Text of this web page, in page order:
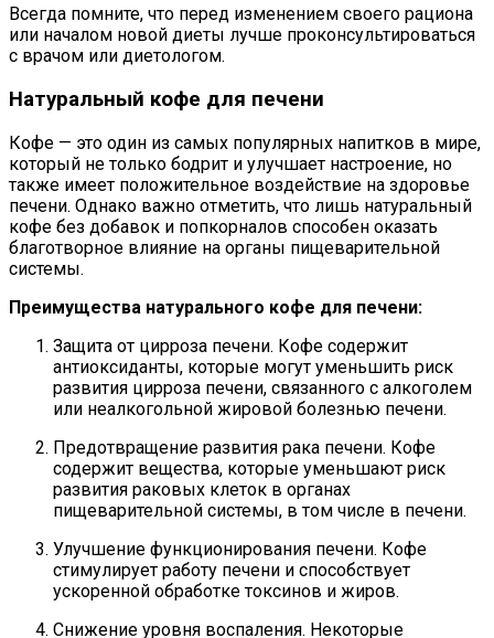
Всегда помните, что перед изменением своего рациона
или началом новой диеты лучше проконсультироваться
с врачом или диетологом.
Натуральный кофе для печени
Кофе — это один из самых популярных напитков в мире,
который не только бодрит и улучшает настроение, но
также имеет положительное воздействие на здоровье
печени. Однако важно отметить, что лишь натуральный
кофе без добавок и попкорналов способен оказать
благотворное влияние на органы пищеварительной
системы.
Преимущества натурального кофе для печени:
Защита от цирроза печени. Кофе содержит
антиоксиданты, которые могут уменьшить риск
развития цирроза печени, связанного с алкоголем
или неалкогольной жировой болезнью печени.
Предотвращение развития рака печени. Кофе
содержит вещества, которые уменьшают риск
развития раковых клеток в органах
пищеварительной системы, в том числе в печени.
Улучшение функционирования печени. Кофе
стимулирует работу печени и способствует
ускоренной обработке токсинов и жиров.
Снижение уровня воспаления. Некоторые